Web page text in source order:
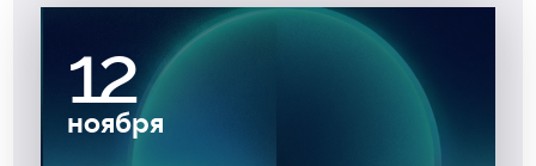
12
ноября